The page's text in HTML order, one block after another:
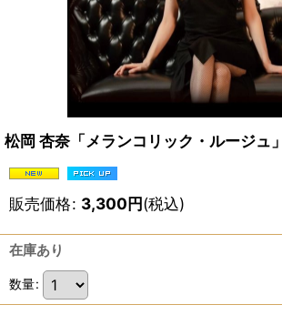
松岡 杏奈「メランコリック・ルージュ」
販売価格: 3,300円(税込)
在庫あり
数量: